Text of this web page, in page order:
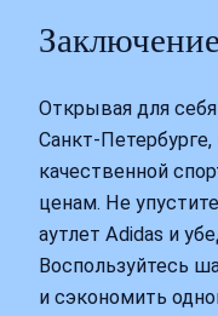
Заключение
Открывая для
Санкт-
качественной
ценам. Не
аутлет Adidas и
Воспользуйтесь
и сэкономить